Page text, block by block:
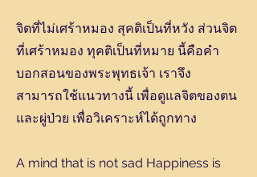
จิตที่ไม่เศร้าหมอง สุคติเป็นที่หวัง ส่วนจิต
ที่เศร้าหมอง ทุคติเป็นที่หมาย นี้คือคำ
บอกสอนของพระพุทธเจ้า เราจึง
สามารถใช้แนวทางนี้ เพื่อดูแลจิตของตน
และผู่ป่วย เพื่อวิเคราะห์ได้ถูกทาง
A mind that is not sad Happiness is